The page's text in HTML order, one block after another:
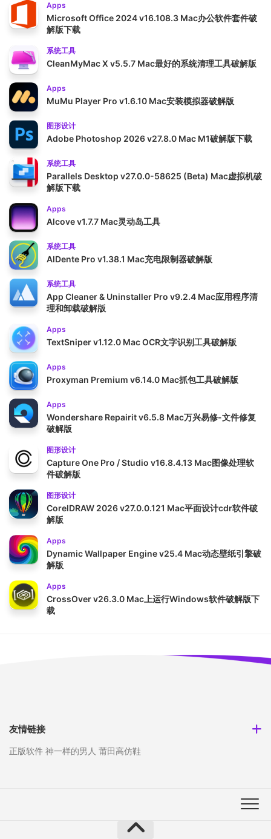
Apps
Microsoft Office 2024 v16.108.3 Mac办公软件套件破
解版下载
系统工具
CleanMyMac X v5.5.7 Mac最好的系统清理工具破解版
Apps
MuMu Player Pro v1.6.10 Mac安装模拟器破解版
图形设计
Adobe Photoshop 2026 v27.8.0 Mac M1破解版下载
系统工具
Parallels Desktop v27.0.0-58625 (Beta) Mac虚拟机破
解版下载
Apps
Alcove v1.7.7 Mac灵动岛工具
系统工具
AlDente Pro v1.38.1 Mac充电限制器破解版
系统工具
App Cleaner & Uninstaller Pro v9.2.4 Mac应用程序清
理和卸载破解版
Apps
TextSniper v1.12.0 Mac OCR文字识别工具破解版
Apps
Proxyman Premium v6.14.0 Mac抓包工具破解版
Apps
Wondershare Repairit v6.5.8 Mac万兴易修-文件修复
破解版
图形设计
Capture One Pro / Studio v16.8.4.13 Mac图像处理软
件破解版
图形设计
CorelDRAW 2026 v27.0.0.121 Mac平面设计cdr软件破
解版
Apps
Dynamic Wallpaper Engine v25.4 Mac动态壁纸引擎破
解版
Apps
CrossOver v26.3.0 Mac上运行Windows软件破解版下
载
友情链接
正版软件 神一样的男人 莆田高仿鞋